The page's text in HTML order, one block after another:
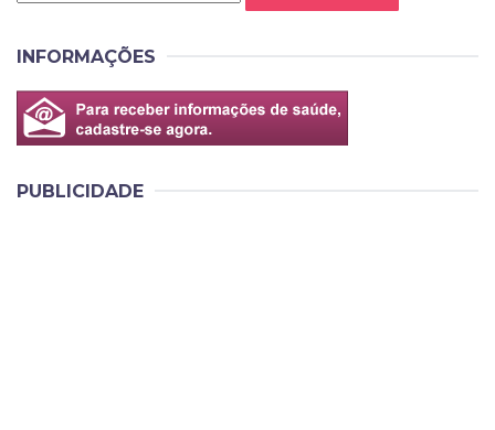
INFORMAÇÕES
PUBLICIDADE